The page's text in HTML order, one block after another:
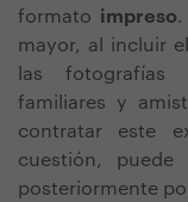
formato impreso.
mayor, al incluir
las fotografías
familiares y
contratar este
cuestión,
posteriormente